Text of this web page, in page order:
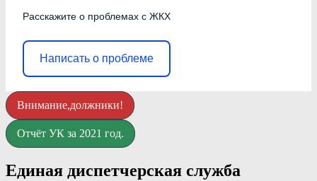
Расскажите о проблемах с ЖКХ
Написать о проблеме
Внимание,должники!
Отчёт УК за 2021 год.
Единая диспетчерская служба